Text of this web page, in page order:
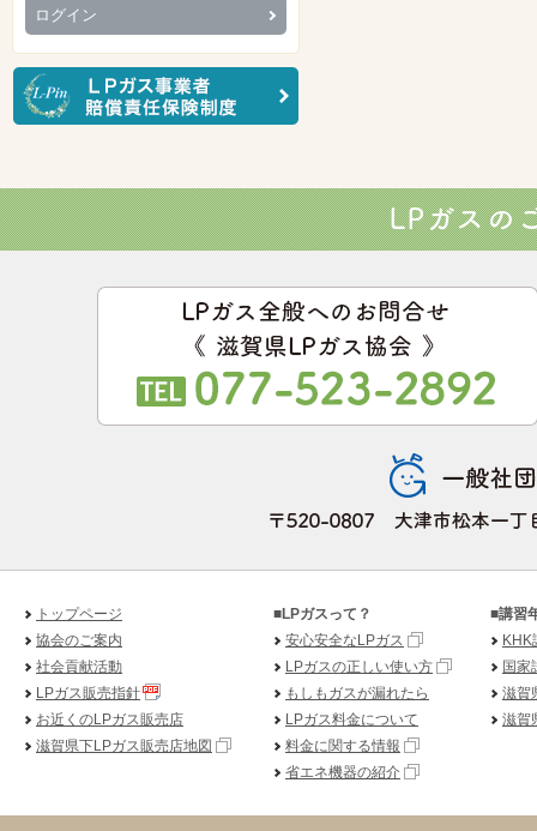
ログイン
トップページ
協会のご案内
社会貢献活動
LPガス販売指針
お近くのLPガス販売店
滋賀県下LPガス販売店地図
■LPガスって？
安心安全なLPガス
LPガスの正しい使い方
もしもガスが漏れたら
LPガス料金について
料金に関する情報
省エネ機器の紹介
■講習
KHK
国家
滋賀
滋賀